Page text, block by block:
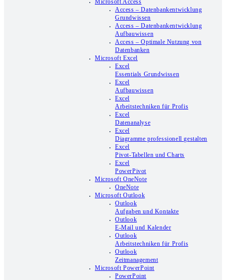
Microsoft Access
Access – Datenbankentwicklung
Grundwissen
Access – Datenbankentwicklung
Aufbauwissen
Access – Optimale Nutzung von
Datenbanken
Microsoft Excel
Excel
Essentials Grundwissen
Excel
Aufbauwissen
Excel
Arbeitstechniken für Profis
Excel
Datenanalyse
Excel
Diagramme professionell gestalten
Excel
Pivot-Tabellen und Charts
Excel
PowerPivot
Microsoft OneNote
OneNote
Microsoft Outlook
Outlook
Aufgaben und Kontakte
Outlook
E-Mail und Kalender
Outlook
Arbeitstechniken für Profis
Outlook
Zeitmanagement
Microsoft PowerPoint
PowerPoint